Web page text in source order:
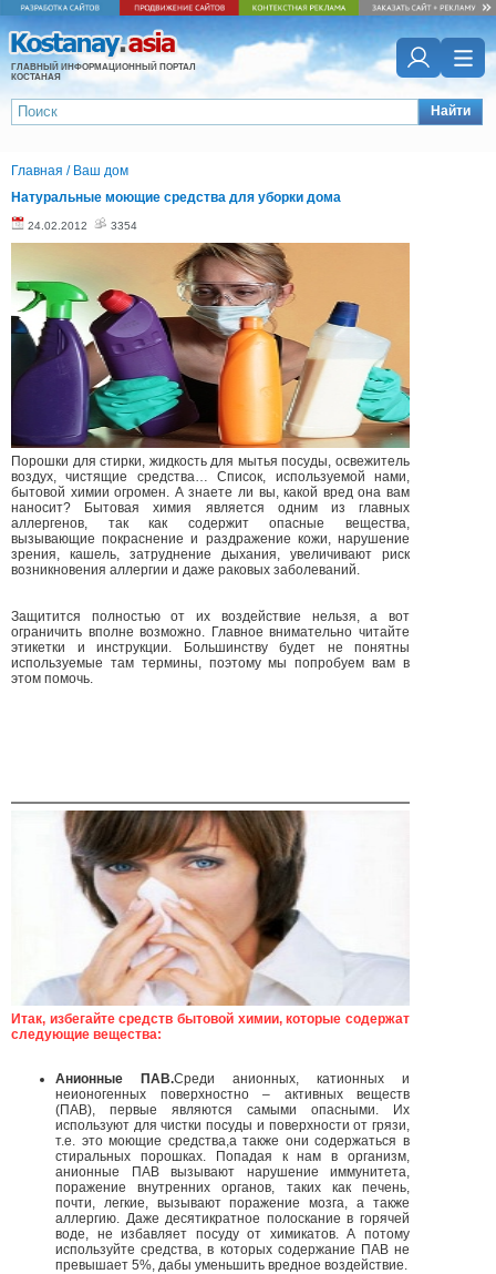
ГЛАВНЫЙ ИНФОРМАЦИОННЫЙ ПОРТАЛ
КОСТАНАЯ
Найти
Главная / Ваш дом
Натуральные моющие средства для уборки дома
24.02.2012 3354
Порошки для стирки, жидкость для мытья посуды, освежитель
воздух, чистящие средства… Список, используемой нами,
бытовой химии огромен. А знаете ли вы, какой вред она вам
наносит? Бытовая химия является одним из главных
аллергенов, так как содержит опасные вещества,
вызывающие покраснение и раздражение кожи, нарушение
зрения, кашель, затруднение дыхания, увеличивают риск
возникновения аллергии и даже раковых заболеваний.
Защитится полностью от их воздействие нельзя, а вот
ограничить вполне возможно. Главное внимательно читайте
этикетки и инструкции. Большинству будет не понятны
используемые там термины, поэтому мы попробуем вам в
этом помочь.
Итак, избегайте средств бытовой химии, которые содержат
следующие вещества:
Анионные ПАВ.Среди анионных, катионных и
неионогенных поверхностно – активных веществ
(ПАВ), первые являются самыми опасными. Их
используют для чистки посуды и поверхности от грязи,
т.е. это моющие средства,а также они содержаться в
стиральных порошках. Попадая к нам в организм,
анионные ПАВ вызывают нарушение иммунитета,
поражение внутренних органов, таких как печень,
почти, легкие, вызывают поражение мозга, а также
аллергию. Даже десятикратное полоскание в горячей
воде, не избавляет посуду от химикатов. А потому
используйте средства, в которых содержание ПАВ не
превышает 5%, дабы уменьшить вредное воздействие.